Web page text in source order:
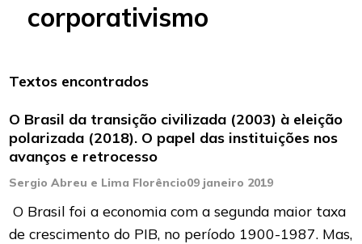
corporativismo
Textos encontrados
O Brasil da transição civilizada (2003) à eleição
polarizada (2018). O papel das instituições nos
avanços e retrocesso
Sergio Abreu e Lima Florêncio09 janeiro 2019
O Brasil foi a economia com a segunda maior taxa
de crescimento do PIB, no período 1900-1987. Mas,